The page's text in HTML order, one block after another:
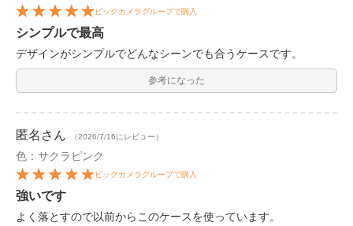
ビックカメラグループで購入
シンプルで最高
デザインがシンプルでどんなシーンでも合うケースです。
参考になった
匿名 さん （2026/7/16にレビュー）
色：サクラピンク
ビックカメラグループで購入
強いです
よく落とすので以前からこのケースを使っています。